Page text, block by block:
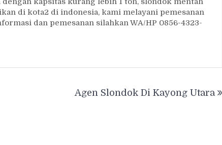
di kota2 di indonesia, kami melayani pemesanan
dan pemesanan silahkan WA/HP 0856-4323-
Agen Slondok Di Kayong Utara